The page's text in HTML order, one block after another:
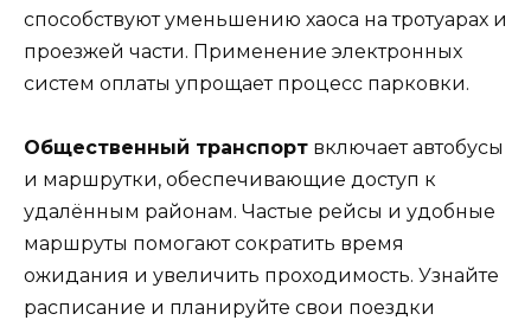
способствуют уменьшению хаоса на тротуарах и
проезжей части. Применение электронных
систем оплаты упрощает процесс парковки.
Общественный транспорт включает автобусы
и маршрутки, обеспечивающие доступ к
удалённым районам. Частые рейсы и удобные
маршруты помогают сократить время
ожидания и увеличить проходимость. Узнайте
расписание и планируйте свои поездки